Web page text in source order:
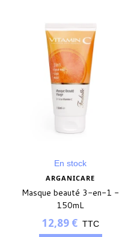
En stock
ARGANICARE
Masque beauté 3-en-1 -
150mL
12,89 € TTC